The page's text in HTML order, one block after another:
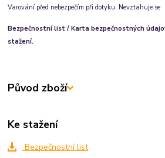
Varování před nebezpečím při dotyku: Nevztahuje se
Bezpečnostní list / Karta bezpečnostných
stažení.
Původ zboží
Ke stažení
Bezpečnostní list